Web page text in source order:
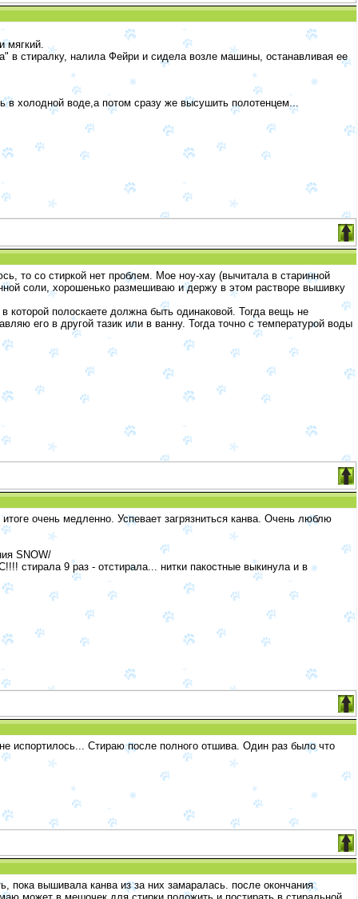
мягкий.
в стиралку, налила Фейри и сидела возле машины, останавливая ее
в холодной воде,а потом сразу же высушить полотенцем...
то со стиркой нет проблем. Мое ноу-хау (вычитала в старинной
соли, хорошенько размешиваю и держу в этом растворе вышивку
полоскаете должна быть одинаковой. Тогда вещь не
его в другой тазик или в ванну. Тогда точно с температурой воды
очень медленно. Успевает загрязниться канва. Очень люблю
SNOW/
стирала 9 раз - отстирала... нитки пакостные выкинула и в
испортилось... Стираю после полного отшива. Один раз было что
пока вышивала канва из за них замаралась. после окончания